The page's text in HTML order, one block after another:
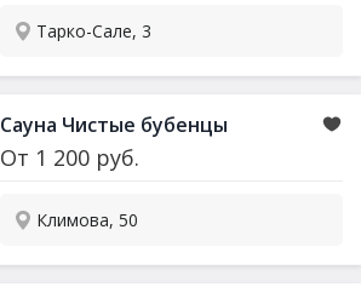
Тарко-Сале, 3
Сауна Чистые бубенцы
От 1 200 руб.
Климова, 50